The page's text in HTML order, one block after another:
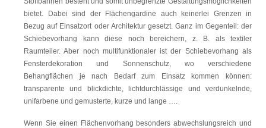
bietet. Dabei sind der Flächengardine auch keinerlei Grenzen in
Bezug auf Einsatzort oder Architektur gesetzt. Ganz im Gegenteil: der
Schiebevorhang kann diese noch bereichern, z. B. als textiler
Raumteiler. Aber noch multifunktionaler ist der Schiebevorhang als
Fensterdekoration und Sonnenschutz, wo verschiedene
Behangflächen je nach Bedarf zum Einsatz kommen können:
transparente und blickdichte, lichtdurchlässige und verdunkelnde,
unifarbene und gemusterte, kurze und lange ….
Wenn Sie einen Flächenvorhang besonders abwechslungsreich und